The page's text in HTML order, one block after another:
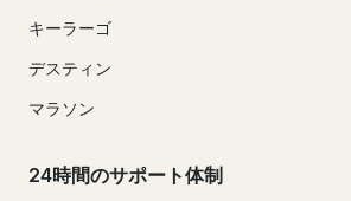
キーラーゴ
デスティン
マラソン
24時間のサポート体制